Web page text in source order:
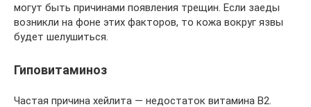
могут быть причинами появления трещин. Если заеды
возникли на фоне этих факторов, то кожа вокруг язвы
будет шелушиться.
Гиповитаминоз
Частая причина хейлита — недостаток витамина В2.